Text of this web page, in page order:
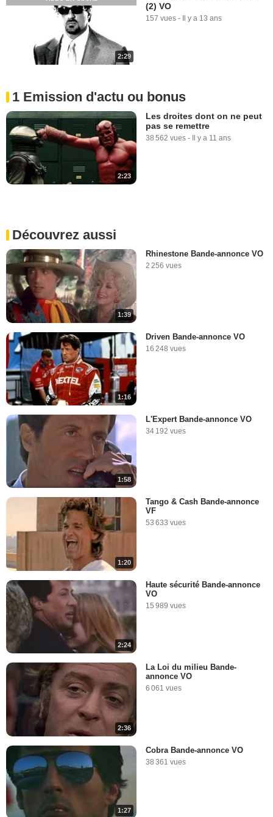
2:29
(2) VO
157 vues - Il y a 13 ans
1 Emission d'actu ou bonus
2:23
Les droites dont on ne peut
pas se remettre
38 562 vues - Il y a 11 ans
Découvrez aussi
1:39
Rhinestone Bande-annonce VO
2 256 vues
1:16
Driven Bande-annonce VO
16 248 vues
1:58
L'Expert Bande-annonce VO
34 192 vues
1:20
Tango & Cash Bande-annonce
VF
53 633 vues
2:24
Haute sécurité Bande-annonce
VO
15 989 vues
2:36
La Loi du milieu Bande-
annonce VO
6 061 vues
1:27
Cobra Bande-annonce VO
38 361 vues